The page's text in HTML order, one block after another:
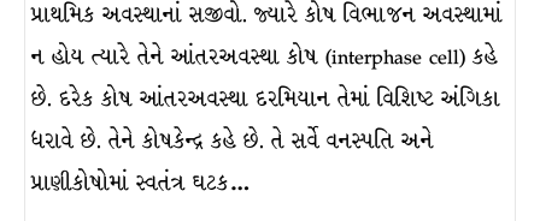
પ્રાથમિક અવસ્થાનાં સજીવો. જ્યારે કોષ વિભાજન અવસ્થામાં
ન હોય ત્યારે તેને આંતરઅવસ્થા કોષ (interphase cell) કહે
છે. દરેક કોષ આંતરઅવસ્થા દરમિયાન તેમાં વિશિષ્ટ અંગિકા
ધરાવે છે. તેને કોષકેન્દ્ર કહે છે. તે સર્વે વનસ્પતિ અને
પ્રાણીકોષોમાં સ્વતંત્ર ઘટક…